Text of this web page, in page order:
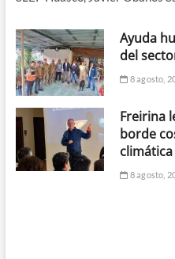
Ayuda
del
8 agosto,
Freirina
borde
climática
8 agosto,